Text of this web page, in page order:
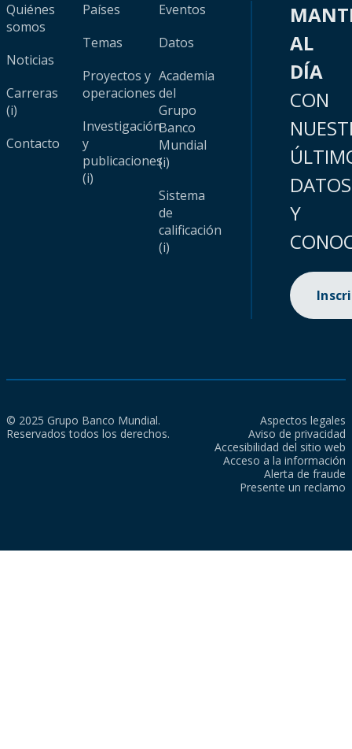
Quiénes
somos
Noticias
Carreras
(i)
Contacto
Países
Temas
Proyectos y
operaciones
Investigación
y
publicaciones
(i)
Eventos
Datos
Academia
del
Grupo
Banco
Mundial
(i)
Sistema
de
calificación
(i)
AL
DÍA
CON
DATOS
Y
© 2025 Grupo Banco Mundial.
Reservados todos los derechos.
Aspectos legales
Aviso de privacidad
Accesibilidad del sitio web
Acceso a la información
Alerta de fraude
Presente un reclamo